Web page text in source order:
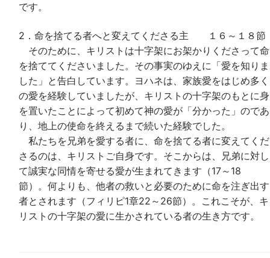
です。
2．命を捨てる者へと変えてくださる主 １６～１８節
そのために、キリストは十字架にお架かりくださって命
を捨ててくださいました。その事実のゆえに「愛を知りま
した」と告白しています。ヨハネは、家族愛をはじめ多く
の愛を経験していましたが、キリストの十字架のもとに身
を置いたことによって初めて神の愛が「分かった」のであ
り、地上の使命を終えるまで続いた経験でした。
私たちを兄弟を愛する者に、命を捨てる者に変えてくだ
さるのは、キリストご自身です。そこからは、兄弟に対し
て誠実な同情を寄せる愛が生まれてきます（17～18
節）。何よりも、他者の救いと必要のために命を注ぎ出す
者とされます（フィリピ1章22～26節）。これこそが、キ
リストの十字架の愛に生かされている者の生き方です。